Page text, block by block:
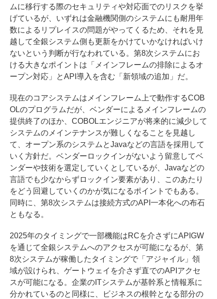
ムに移行する際のセキュリティや対応面でのリスクを挙
げているが、いずれは金融機関側のシステムにも耐用年
数によるリプレイスの問題がやってくるため、それを見
越して全銀システム側も更新をかけていかなければいけ
ないという判断が行なわれている。第8次システムにお
ける大きなポイントは「メインフレームの排除によるオ
ープン対応」とAPI導入を含む「新領域の追加」だ。
現在のコアシステムはメインフレーム上で動作するCOB
OLのプログラムだが、ベンダーによるメインフレームの
提供終了のほか、COBOLエンジニアが将来的に減少して
システムのメインテナンスが難しくなることを見越し
て、オープン系のシステムとJavaなどの言語を採用して
いく方針だ。ベンダーロックインがないよう留意してベ
ンダーや技術を選定していくとしているが、Javaなどの
言語でも少なからずロックイン要素があり、このあたり
をどう回避していくのかが気になるポイントでもある。
同時に、第8次システムは接続方式のAPI一本化への布石
ともなる。
2025年のタイミングで一部機能はRCを介さずにAPIGW
を通じて全銀システムへのアクセスが可能になるが、第
8次システムが稼働したタイミングで「アジャイル」領
域が設けられ、ゲートウェイを介さず直でのAPIアクセ
スが可能になる。企業のITシステムが基幹系と情報系に
分かれているのと同様に、ビジネスの根幹となる部分の